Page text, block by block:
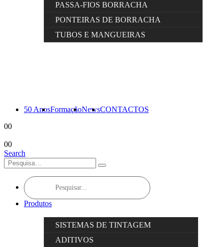
PASSA-FIOS BORRACHA
PONTEIRAS DE BORRACHA
TUBOS E MANGUEIRAS
50 AnosFormaçãoNewsCONTACTOS
00
00
Search
Products
search
Produtos
SISTEMAS DE TINTAGEM
ADITIVOS